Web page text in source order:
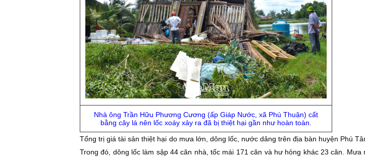
Nhà ông Trần Hữu Phương Cương (ấp Giáp Nước, xã Phú Thuận) cất
bằng cây lá nên lốc xoáy xảy ra đã bị thiệt hại gần như hoàn toàn.
Tổng trị giá tài sản thiệt hại do mưa lớn, dông lốc, nước dâng trên địa bàn huyện Phú
Trong đó, dông lốc làm sập 44 căn nhà, tốc mái 171 căn và hư hỏng khác 23 căn.